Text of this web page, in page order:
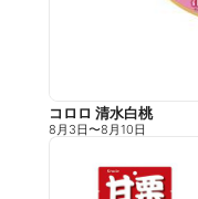
コロロ 清水白桃
8月3日〜8月10日